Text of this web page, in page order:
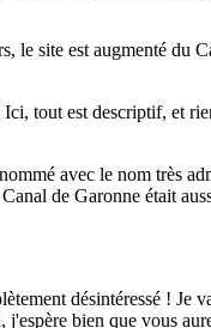
le site est augmenté du
tout est descriptif, et
avec le nom très
de Garonne était
désintéressé ! Je
bien que vous